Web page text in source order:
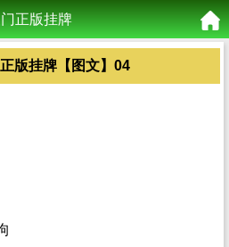
正版挂牌
版挂牌【图文】04